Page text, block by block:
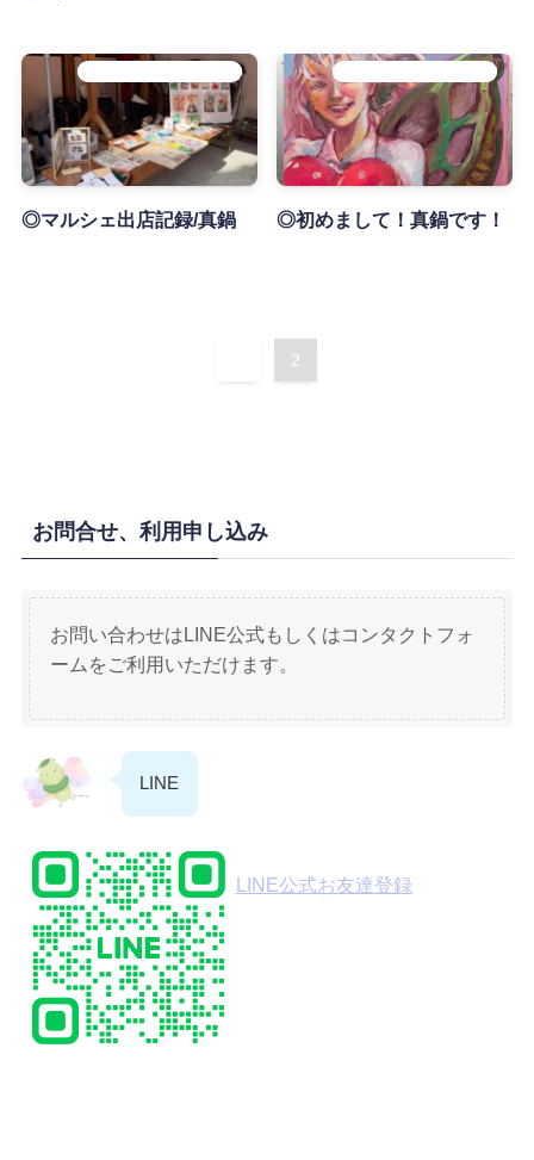
◎マルシェ出店記録/真鍋 ◎初めまして！真鍋です！
2
お問合せ、利用申し込み
お問い合わせはLINE公式もしくはコンタクトフォ
ームをご利用いただけます。
LINE
LINE公式お友達登録